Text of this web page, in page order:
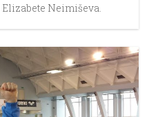
Neimiševa.